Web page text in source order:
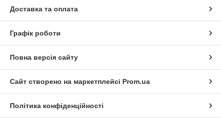
Доставка та оплата
Графік роботи
Повна версія сайту
Сайт створено на маркетплейсі Prom.ua
Політика конфіденційності